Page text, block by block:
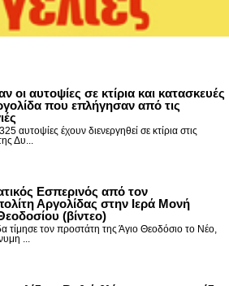
οι αυτοψίες σε κτίρια και κατασκευές
που επλήγησαν από τις
αυτοψίες έχουν διενεργηθεί σε κτίρια στις
Δυ...
Εσπερινός από τον
Αργολίδας στην Ιερά Μονή
(βίντεο)
τίμησε τον προστάτη της Άγιο Θεοδόσιο το Νέο,
...